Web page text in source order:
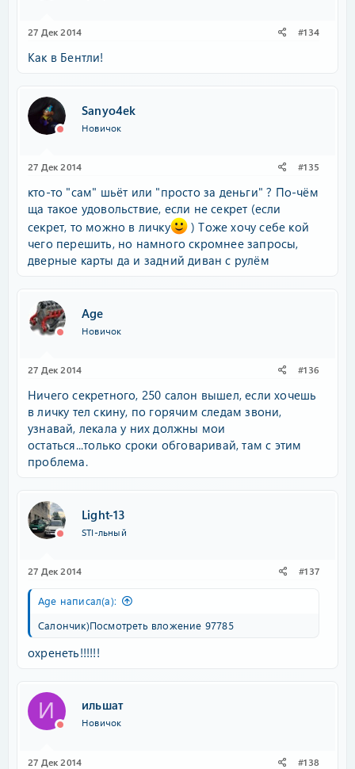
27 Дек 2014 #134
Как в Бентли!
Sanyo4ek
Новичок
27 Дек 2014 #135
кто-то "сам" шьёт или "просто за деньги" ? По-чём
ща такое удовольствие, если не секрет (если
секрет, то можно в личку
) Тоже хочу себе кой
чего перешить, но намного скромнее запросы,
дверные карты да и задний диван с рулём
Age
Новичок
27 Дек 2014 #136
Ничего секретного, 250 салон вышел, если хочешь
в личку тел скину, по горячим следам звони,
узнавай, лекала у них должны мои
остаться...только сроки обговаривай, там с этим
проблема.
Light-13
STI-льный
27 Дек 2014 #137
Age написал(а):
Салончик)Посмотреть вложение 97785
охренеть!!!!!!
И ильшат
Новичок
27 Дек 2014 #138